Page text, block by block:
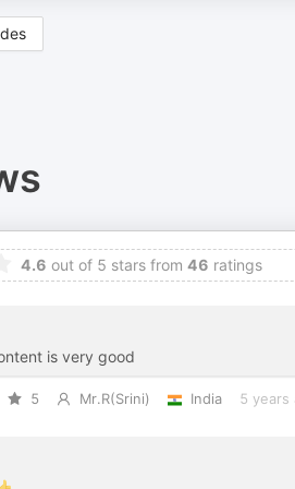
4.6 out of 5 stars from 46 ratings
is very good
5 Mr.R(Srini) India 5 years